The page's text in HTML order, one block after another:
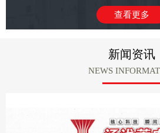
查看更多
新闻资讯
NEWS